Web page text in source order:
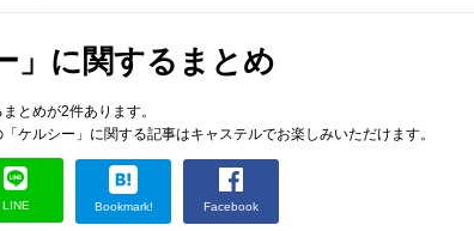
」に関するまとめ
とめが2件あります。
ケルシー」に関する記事はキャステルでお楽しみいただけます。
LINE Bookmark! Facebook